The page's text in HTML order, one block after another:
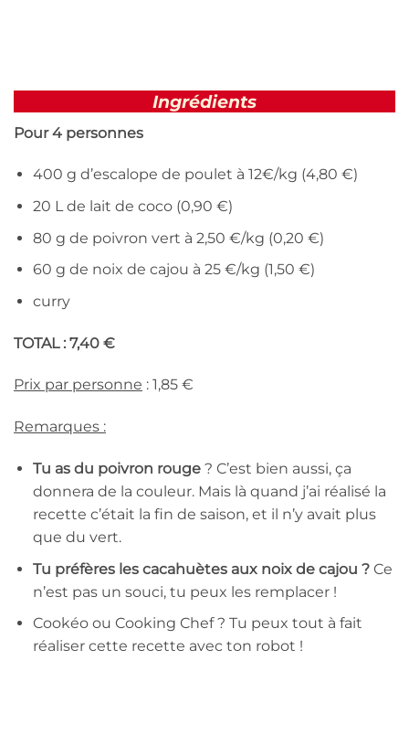
Ingrédients
Pour 4 personnes
400 g d’escalope de poulet à 12€/kg (4,80 €)
20 L de lait de coco (0,90 €)
80 g de poivron vert à 2,50 €/kg (0,20 €)
60 g de noix de cajou à 25 €/kg (1,50 €)
curry
TOTAL : 7,40 €
Prix par personne : 1,85 €
Remarques :
Tu as du poivron rouge ? C’est bien aussi, ça
donnera de la couleur. Mais là quand j’ai réalisé la
recette c’était la fin de saison, et il n’y avait plus
que du vert.
Tu préfères les cacahuètes aux noix de cajou ?Ce
n’est pas un souci, tu peux les remplacer !
Cookéo ou Cooking Chef ? Tu peux tout à fait
réaliser cette recette avec ton robot !